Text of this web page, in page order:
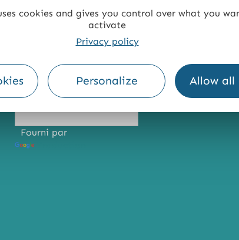
cookies and gives you control over what you
activate
Privacy policy
Personalize Allow all
Fourni par